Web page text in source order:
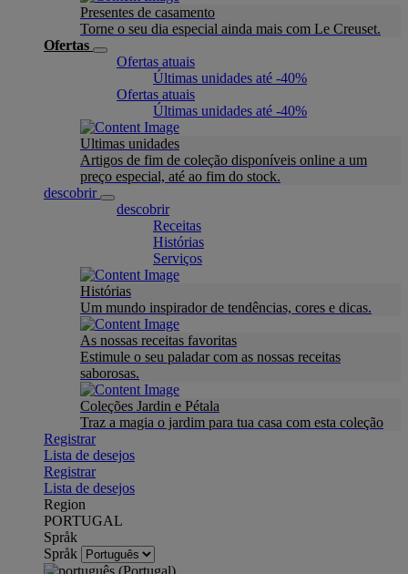
Presentes de casamento
Torne o seu dia especial ainda mais com Le Creuset.
Ofertas
Ofertas atuais
Últimas unidades até -40%
Ofertas atuais
Últimas unidades até -40%
Ultimas unidades
Artigos de fim de coleção disponíveis online a um
preço especial, até ao fim do stock.
descobrir
descobrir
Receitas
Histórias
Serviços
Histórias
Um mundo inspirador de tendências, cores e dicas.
As nossas receitas favoritas
Estimule o seu paladar com as nossas receitas
saborosas.
Coleções Jardin e Pétala
Traz a magia o jardim para tua casa com esta coleção
Registrar
Lista de desejos
Registrar
Lista de desejos
Region
PORTUGAL
Språk
Språk